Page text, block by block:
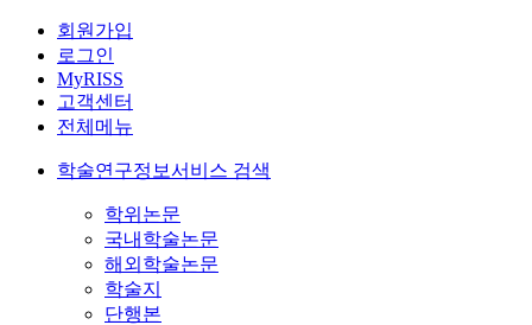
회원가입
로그인
MyRISS
고객센터
전체메뉴
학술연구정보서비스 검색
학위논문
국내학술논문
해외학술논문
학술지
단행본